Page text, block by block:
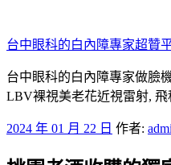
至
主
要
內
台中眼科的白內障專家超贊
台中眼科的白內障專家做臉
LBV裸視美老花近視雷射, 飛
發
2024 年 01 月 22 日 作者: